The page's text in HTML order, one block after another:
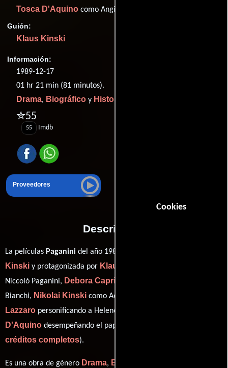
Cookies
Tosca D'Aquino como Angiolina Cavanna
Guión:
Klaus Kinski
Información:
1989-12-17
01 hr 21 min (81 minutos).
Drama, Biográfico y Historia
✮55
55 Imdb
Proveedores
Descripción
La películas Paganini del año 1989, está dirigida por
Kinski y protagonizada por Klaus Kinski
Niccolò Paganini, Debora Caprioglio
Bianchi, Nikolai Kinski como Achille Paganini,
Lazzaro personificando a Helene von Feuerbach y
D'Aquino desempeñando el papel de Angiolina Cavanna (
créditos completos).
Es una obra de género Drama, Biográfico